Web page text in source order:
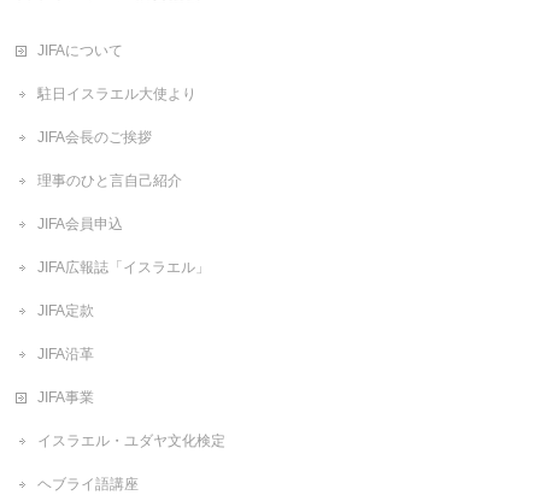
JIFAについて
駐日イスラエル大使より
JIFA会長のご挨拶
理事のひと言自己紹介
JIFA会員申込
JIFA広報誌「イスラエル」
JIFA定款
JIFA沿革
JIFA事業
イスラエル・ユダヤ文化検定
ヘブライ語講座